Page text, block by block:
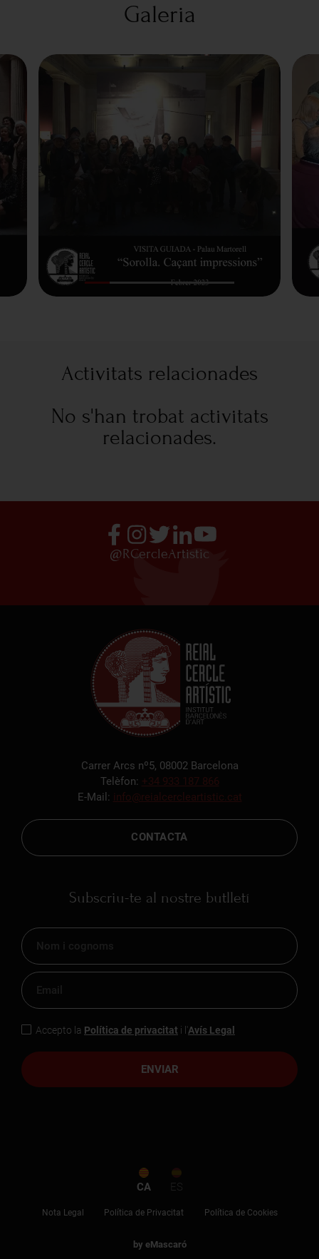
Galeria
Activitats relacionades
No s'han trobat activitats
relacionades.
@RCercleArtistic
Carrer Arcs nº5, 08002 Barcelona
Telèfon: +34 933 187 866
E-Mail: info@reialcercleartistic.cat
CONTACTA
Subscriu-te al nostre butlletí
ENVIAR
Accepto la Política de privacitat i l'Avís Legal
CA ES
Nota Legal Política de Privacitat Política de Cookies
by eMascaró